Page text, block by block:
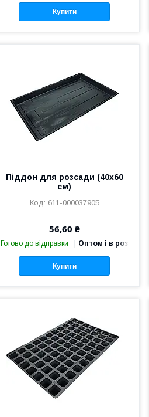
Купити
Піддон для розсади (40х60
см)
611-000037905
56,60 ₴
Готово до відправки Оптом і в роздріб
Купити